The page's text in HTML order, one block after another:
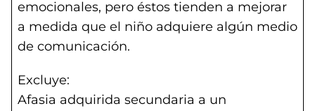
emocionales, pero éstos tienden a mejorar
a medida que el niño adquiere algún medio
de comunicación.
Excluye:
Afasia adquirida secundaria a un